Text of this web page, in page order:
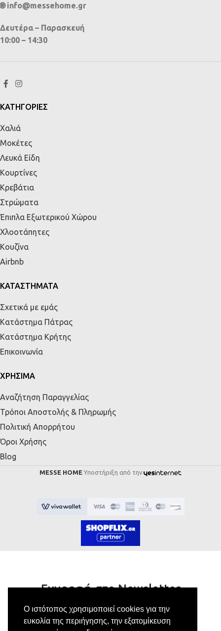
Ο ιστότοπος χρησιμοποιεί cookies για την
ευκολία της περιήγησης, την εξατομίκευση
🌐 info@messehome.gr
Δευτέρα – Παρασκευή
10:00 – 14:30
ΚΑΤΗΓΟΡΙΕΣ
Χαλιά
Μοκέτες
Λευκά Είδη
Κουρτίνες
Κρεβάτια
Στρώματα
Έπιπλα Εξωτερικού Χώρου
Χλοοτάπητες
Κουζίνα
Airbnb
ΚΑΤΑΣΤΗΜΑΤΑ
Σχετικά με εμάς
Κατάστημα Πάτρας
Κατάστημα Κρήτης
Επικοινωνία
ΧΡΗΣΙΜΑ
Αναζήτηση Παραγγελίας
Τρόποι Αποστολής & Πληρωμής
Πολιτική Απορρήτου
Όροι Χρήσης
Blog
MESSE HOME Υποστήριξη από την
Εγγραφή στο Newsletter
Κάνε εγγραφή στο newsletter μας για να
λαμβάνεις αποκλειστικές προσφορές.